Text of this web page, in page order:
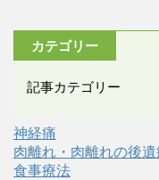
カテゴリー
記事カテゴリー
神経痛
肉離れ・肉離れの後遺
食事療法